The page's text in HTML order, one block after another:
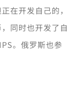
在开发自己的，
同时也开发了自
。俄罗斯也参